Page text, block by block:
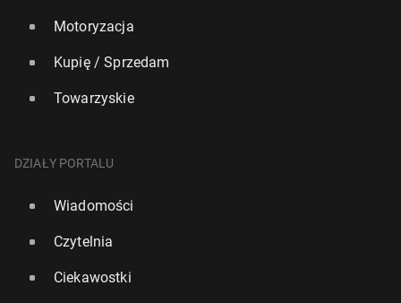
Motoryzacja
Kupię / Sprzedam
Towarzyskie
DZIAŁY PORTALU
Wiadomości
Czytelnia
Ciekawostki